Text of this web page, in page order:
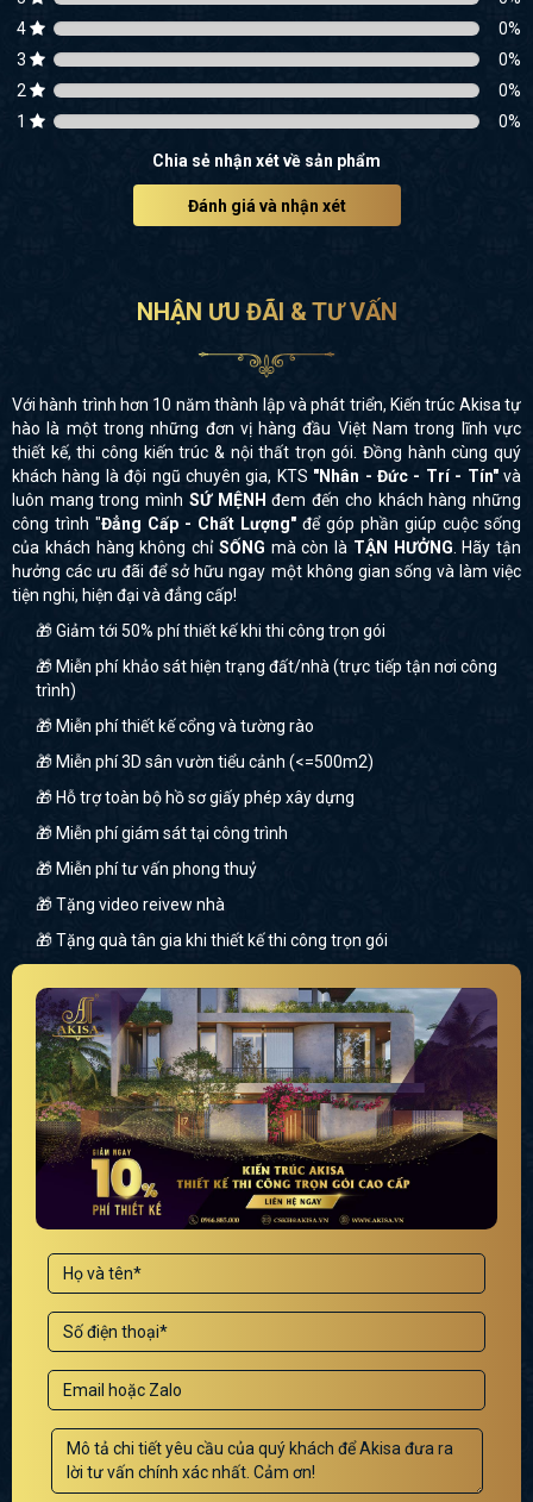
4
0%
3
0%
2
0%
1
0%
Chia sẻ nhận xét về sản phẩm
Đánh giá và nhận xét
NHẬN ƯU ĐÃI & TƯ VẤN
Với hành trình hơn 10 năm thành lập và phát triển, Kiến trúc Akisa tự
hào là một trong những đơn vị hàng đầu Việt Nam trong lĩnh vực
thiết kế, thi công kiến trúc & nội thất trọn gói. Đồng hành cùng quý
khách hàng là đội ngũ chuyên gia, KTS "Nhân - Đức - Trí - Tín"và
luôn mang trong mình SỨ MỆNH đem đến cho khách hàng những
công trình "Đẳng Cấp - Chất Lượng" để góp phần giúp cuộc sống
của khách hàng không chỉ SỐNG mà còn là TẬN HƯỞNG. Hãy tận
hưởng các ưu đãi để sở hữu ngay một không gian sống và làm việc
tiện nghi, hiện đại và đẳng cấp!
🎁 Giảm tới 50% phí thiết kế khi thi công trọn gói
🎁 Miễn phí khảo sát hiện trạng đất/nhà (trực tiếp tận nơi công
trình)
🎁 Miễn phí thiết kế cổng và tường rào
🎁 Miễn phí 3D sân vườn tiểu cảnh (<=500m2)
🎁 Hỗ trợ toàn bộ hồ sơ giấy phép xây dựng
🎁 Miễn phí giám sát tại công trình
🎁 Miễn phí tư vấn phong thuỷ
🎁 Tặng video reivew nhà
🎁 Tặng quà tân gia khi thiết kế thi công trọn gói